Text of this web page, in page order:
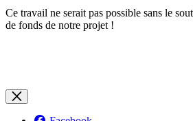
Ce travail ne serait pas possible sans le
de fonds de notre projet !